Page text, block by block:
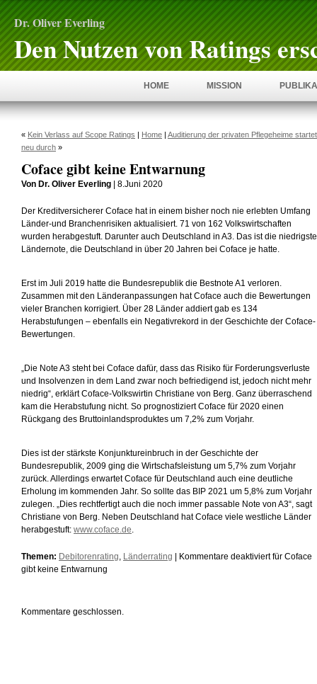
Dr. Oliver Everling
Den Nutzen von Ratings
HOME MISSION
« Kein Verlass auf Scope Ratings | Home | Auditierung der privaten Pflegeheime startet
neu durch »
Coface gibt keine Entwarnung
Von Dr. Oliver Everling | 8.Juni 2020
Der Kreditversicherer Coface hat in einem bisher noch nie erlebten Umfang
Länder-und Branchenrisiken aktualisiert. 71 von 162 Volkswirtschaften
wurden herabgestuft. Darunter auch Deutschland in A3. Das ist die niedrigste
Ländernote, die Deutschland in über 20 Jahren bei Coface je hatte.
Erst im Juli 2019 hatte die Bundesrepublik die Bestnote A1 verloren.
Zusammen mit den Länderanpassungen hat Coface auch die Bewertungen
vieler Branchen korrigiert. Über 28 Länder addiert gab es 134
Herabstufungen – ebenfalls ein Negativrekord in der Geschichte der Coface-
Bewertungen.
„Die Note A3 steht bei Coface dafür, dass das Risiko für Forderungsverluste
und Insolvenzen in dem Land zwar noch befriedigend ist, jedoch nicht mehr
niedrig“, erklärt Coface-Volkswirtin Christiane von Berg. Ganz überraschend
kam die Herabstufung nicht. So prognostiziert Coface für 2020 einen
Rückgang des Bruttoinlandsproduktes um 7,2% zum Vorjahr.
Dies ist der stärkste Konjunktureinbruch in der Geschichte der
Bundesrepublik, 2009 ging die Wirtschafsleistung um 5,7% zum Vorjahr
zurück. Allerdings erwartet Coface für Deutschland auch eine deutliche
Erholung im kommenden Jahr. So sollte das BIP 2021 um 5,8% zum Vorjahr
zulegen. „Dies rechtfertigt auch die noch immer passable Note von A3“, sagt
Christiane von Berg. Neben Deutschland hat Coface viele westliche Länder
herabgestuft: www.coface.de
Themen: Debitorenrating Länderrating Kommentare deaktiviertfür Coface
gibt keine Entwarnung
Kommentare geschlossen.